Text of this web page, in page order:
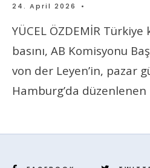
24. April 2026 •
YÜCEL ÖZDEMİR Türkiye
basını, AB Komisyonu
von der Leyen’in, pazar
Hamburg’da düzenlenen